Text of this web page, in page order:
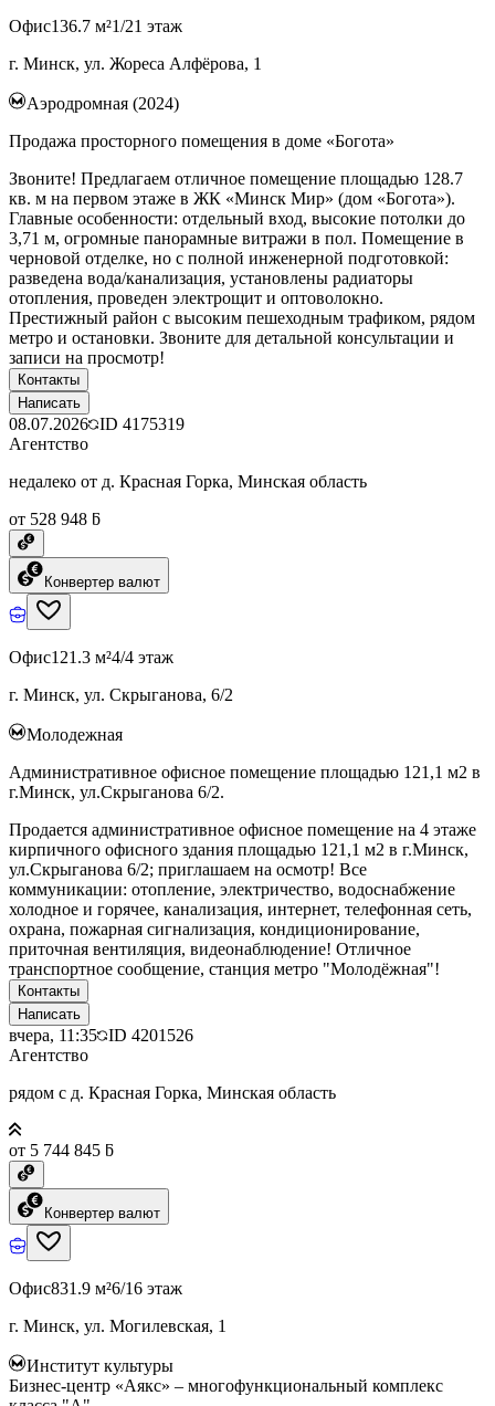
Офис136.7 м²1/21 этаж
г. Минск, ул. Жореса Алфёрова, 1
Аэродромная (2024)
Продажа просторного помещения в доме «Богота»
Звоните! Предлагаем отличное помещение площадью 128.7
кв. м на первом этаже в ЖК «Минск Мир» (дом «Богота»).
Главные особенности: отдельный вход, высокие потолки до
3,71 м, огромные панорамные витражи в пол. Помещение в
черновой отделке, но с полной инженерной подготовкой:
разведена вода/канализация, установлены радиаторы
отопления, проведен электрощит и оптоволокно.
Престижный район с высоким пешеходным трафиком, рядом
метро и остановки. Звоните для детальной консультации и
записи на просмотр!
Контакты
Написать
08.07.2026 ID 4175319
Агентство
недалеко от д. Красная Горка, Минская область
от 528 948 ƃ
Конвертер валют
Офис121.3 м²4/4 этаж
г. Минск, ул. Скрыганова, 6/2
Молодежная
Административное офисное помещение площадью 121,1 м2 в
г.Минск, ул.Скрыганова 6/2.
Продается административное офисное помещение на 4 этаже
кирпичного офисного здания площадью 121,1 м2 в г.Минск,
ул.Скрыганова 6/2; приглашаем на осмотр! Все
коммуникации: отопление, электричество, водоснабжение
холодное и горячее, канализация, интернет, телефонная сеть,
охрана, пожарная сигнализация, кондиционирование,
приточная вентиляция, видеонаблюдение! Отличное
транспортное сообщение, станция метро "Молодёжная"!
Контакты
Написать
вчера, 11:35 ID 4201526
Агентство
рядом с д. Красная Горка, Минская область
от 5 744 845 ƃ
Конвертер валют
Офис831.9 м²6/16 этаж
г. Минск, ул. Могилевская, 1
Институт культуры
Бизнес-центр «Аякс» – многофункциональный комплекс